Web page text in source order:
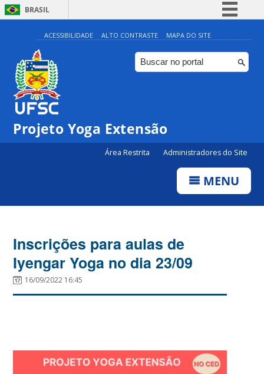
BRASIL
Simplifique!
Comunica BR
Participe
ACESSIBILIDADE ALTO CONTRASTE MAPA DO SITE
Projeto Yoga Extensão
Área Restrita Administradores do Site
MENU
Inscrições para aulas de
Iyengar Yoga no dia 23/09
16/09/2022 16:45